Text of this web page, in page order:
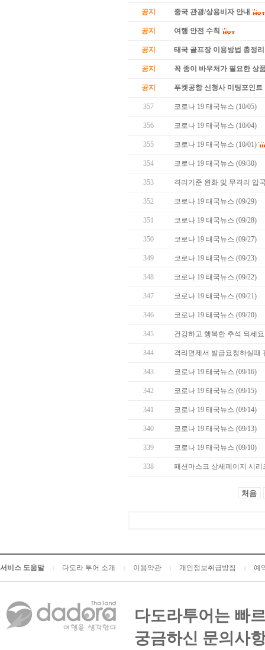
공지 중국 관광/상용비자 안내
공지 여행 안전 수칙
공지 태국 골프장 이용방법 총정리
공지 꼭 종이 바우처가 필요한 상
공지 푸켓공항 신청사 미팅포인트
357 코로나 19 태국뉴스 (10/05)
356 코로나 19 태국뉴스 (10/04)
355 코로나 19 태국뉴스 (10/01)
354 코로나 19 태국뉴스 (09/30)
353 격리기준 완화 및 무격리 입
352 코로나 19 태국뉴스 (09/29)
351 코로나 19 태국뉴스 (09/28)
350 코로나 19 태국뉴스 (09/27)
349 코로나 19 태국뉴스 (09/23)
348 코로나 19 태국뉴스 (09/22)
347 코로나 19 태국뉴스 (09/21)
346 코로나 19 태국뉴스 (09/20)
345 건강하고 행복한 추석 되세
344 격리면제서 발급요청하실때
343 코로나 19 태국뉴스 (09/16)
342 코로나 19 태국뉴스 (09/15)
341 코로나 19 태국뉴스 (09/14)
340 코로나 19 태국뉴스 (09/13)
339 코로나 19 태국뉴스 (09/10)
338 패션마스크 상세페이지 시리
처음
서비스 도움말 다도라 투어 소개 이용약관 개인정보취급방침 예
다도라투어는 빠
궁금하신 문의사